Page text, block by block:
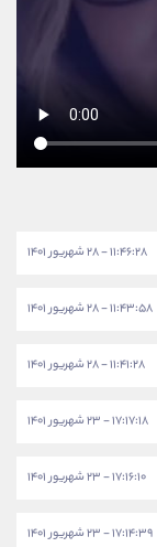
۱۱:۴۶:۲۸ - ۲۸ شهریور ۱۴۰۱
۱۱:۴۳:۵۸ - ۲۸ شهریور ۱۴۰۱
۱۱:۴۱:۲۸ - ۲۸ شهریور ۱۴۰۱
۱۷:۱۷:۱۸ - ۲۳ شهریور ۱۴۰۱
۱۷:۱۶:۱۰ - ۲۳ شهریور ۱۴۰۱
۱۷:۱۴:۳۹ - ۲۳ شهریور ۱۴۰۱